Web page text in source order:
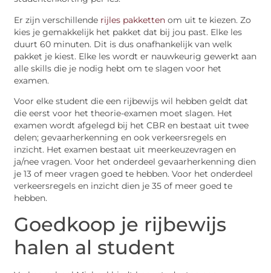
Er zijn verschillende rijles pakketten om uit te kiezen. Zo
kies je gemakkelijk het pakket dat bij jou past. Elke les
duurt 60 minuten. Dit is dus onafhankelijk van welk
pakket je kiest. Elke les wordt er nauwkeurig gewerkt aan
alle skills die je nodig hebt om te slagen voor het
examen.
Voor elke student die een rijbewijs wil hebben geldt dat
die eerst voor het theorie-examen moet slagen. Het
examen wordt afgelegd bij het CBR en bestaat uit twee
delen; gevaarherkenning en ook verkeersregels en
inzicht. Het examen bestaat uit meerkeuzevragen en
ja/nee vragen. Voor het onderdeel gevaarherkenning dien
je 13 of meer vragen goed te hebben. Voor het onderdeel
verkeersregels en inzicht dien je 35 of meer goed te
hebben.
Goedkoop je rijbewijs
halen al student